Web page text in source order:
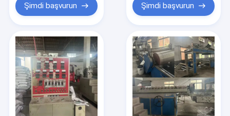
Ürün
videolar
Bizim Hakkımızda
Şimdi başvurun Şimdi başvurun